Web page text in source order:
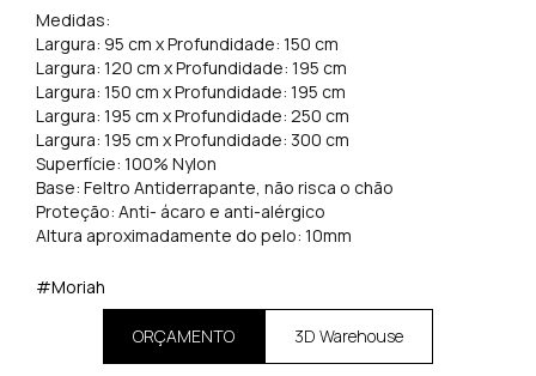
Medidas:
Largura: 95 cm x Profundidade: 150 cm
Largura: 120 cm x Profundidade: 195 cm
Largura: 150 cm x Profundidade: 195 cm
Largura: 195 cm x Profundidade: 250 cm
Largura: 195 cm x Profundidade: 300 cm
Superfície: 100% Nylon
Base: Feltro Antiderrapante, não risca o chão
Proteção: Anti- ácaro e anti-alérgico
Altura aproximadamente do pelo: 10mm
#Moriah
ORÇAMENTO 3D Warehouse